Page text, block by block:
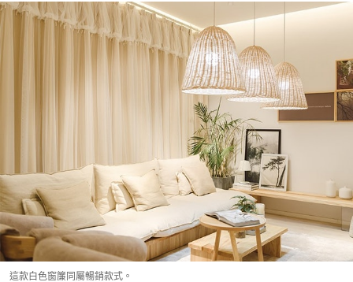
這款白色窗簾同屬暢銷款式。